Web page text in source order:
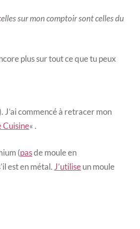
sur mon comptoir sont celles du
plus sur tout ce que tu peux
J’ai commencé à retracer mon
Cuisine« .
(pasde moule en
est en métal. J’utiliseun moule